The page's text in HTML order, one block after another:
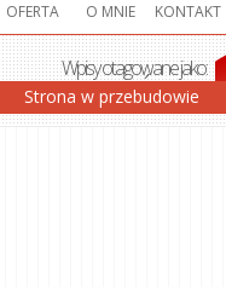
OFERTA O MNIE KONTAKT
Strona w przebudowie
Wpisy otagowane jako:
PLATFORMÓWKA